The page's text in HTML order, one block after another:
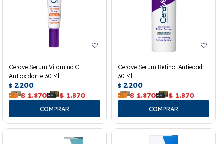
Cerave Serum Vitamina C
Antioxidante 30 Ml.
$ 2.200
$ 1.870 $ 1.870
Cerave Serum Retinol Antiedad
30 Ml.
$ 2.200
$ 1.870 $ 1.870